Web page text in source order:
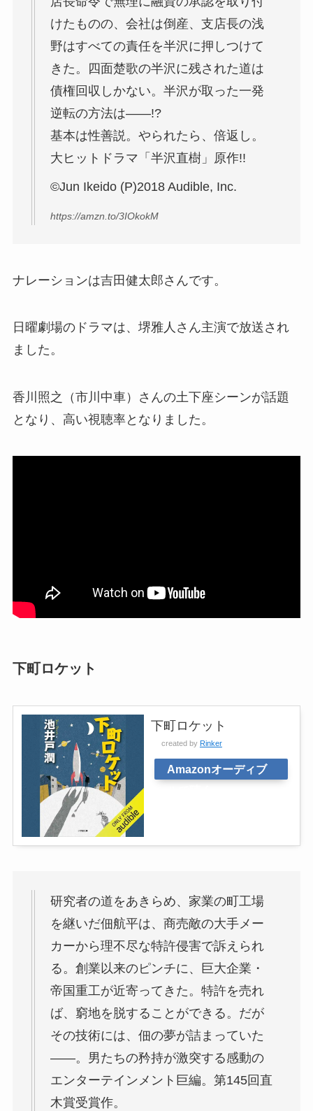
けたものの、会社は倒産、支店長の浅
野はすべての責任を半沢に押しつけて
きた。四面楚歌の半沢に残された道は
債権回収しかない。半沢が取った一発
逆転の方法は――!?
基本は性善説。やられたら、倍返し。
大ヒットドラマ「半沢直樹」原作!!
©Jun Ikeido (P)2018 Audible, Inc.
https://amzn.to/3IOkokM
ナレーションは吉田健太郎さんです。
日曜劇場のドラマは、堺雅人さん主演で放送され
ました。
香川照之（市川中車）さんの土下座シーンが話題
となり、高い視聴率となりました。
下町ロケット
下町ロケット
created by Rinker
Amazonオーディブ
研究者の道をあきらめ、家業の町工場
を継いだ佃航平は、商売敵の大手メー
カーから理不尽な特許侵害で訴えられ
る。創業以来のピンチに、巨大企業・
帝国重工が近寄ってきた。特許を売れ
ば、窮地を脱することができる。だが
その技術には、佃の夢が詰まっていた
――。男たちの矜持が激突する感動の
エンターテインメント巨編。第145回直
木賞受賞作。